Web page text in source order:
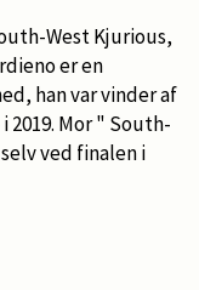
West Kjurious,
er en
han var vinder af
2019. Mor " South-
ved finalen i